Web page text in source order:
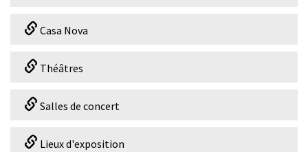
Casa Nova
Théâtres
Salles de concert
Lieux d'exposition